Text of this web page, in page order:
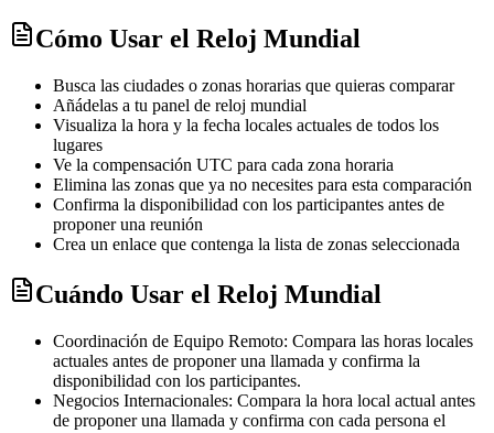
Cómo Usar el Reloj Mundial
Busca las ciudades o zonas horarias que quieras comparar
Añádelas a tu panel de reloj mundial
Visualiza la hora y la fecha locales actuales de todos los
lugares
Ve la compensación UTC para cada zona horaria
Elimina las zonas que ya no necesites para esta comparación
Confirma la disponibilidad con los participantes antes de
proponer una reunión
Crea un enlace que contenga la lista de zonas seleccionada
Cuándo Usar el Reloj Mundial
Coordinación de Equipo Remoto: Compara las horas locales
actuales antes de proponer una llamada y confirma la
disponibilidad con los participantes.
Negocios Internacionales: Compara la hora local actual antes
de proponer una llamada y confirma con cada persona el